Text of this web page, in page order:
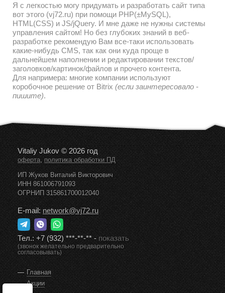
Я с легкостью могу придумать и разработать сайт типа
вот этого (vj72.ru) при помощи PHP(±MySQL),
HTML(CSS) и JS/jQuery. И мне даже не нужны системы
управления сайтом! Но без глубоких знаний в веб-
разработке рекомендую Вам все-таки использовать
какие-нибудь CMS, так как они куда проще в
дальнейшем наполнении и редактировании текстов/
заголовков/картинок/файлов и прочего контента.
Для напримера: многие компании используют
коробочное решение от Bitrix (если заинтересовало -
пишите).
Vitaliy Jukov © 2026 год
оферта,политика обработки ПД
ИП Жуков Виталий Викторович
ИНН 861006791093
ОГРНИП 315861700012040
E-mail:network@vj72.ru
Тел.:+7 (932) ***-**-**-показать
(звонок желательно предварительно
согласовывать)
Главная
Акции